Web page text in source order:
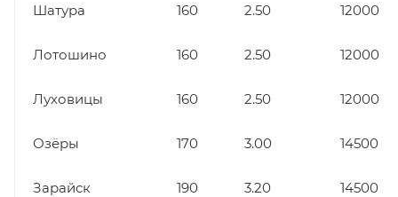
Шатура 160 2.50 12000
Лотошино 160 2.50 12000
Луховицы 160 2.50 12000
Озёры 170 3.00 14500
Зарайск 190 3.20 14500